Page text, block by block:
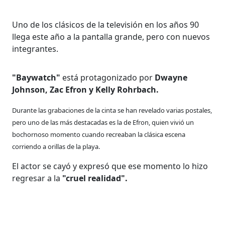
Uno de los clásicos de la televisión en los años 90
llega este año a la pantalla grande, pero con nuevos
integrantes.
"Baywatch" está protagonizado por Dwayne
Johnson, Zac Efron y Kelly Rohrbach.
Durante las grabaciones de la cinta se han revelado varias postales,
pero uno de las más destacadas es la de Efron, quien vivió un
bochornoso momento cuando recreaban la clásica escena
corriendo a orillas de la playa.
El actor se cayó y expresó que ese momento lo hizo
regresar a la "cruel realidad".